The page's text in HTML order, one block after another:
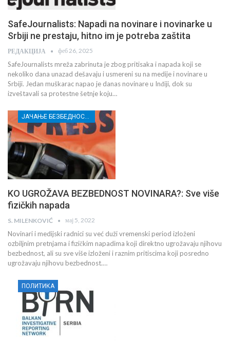
SafeJournalists: Napadi na novinare i novinarke u
Srbiji ne prestaju, hitno im je potreba zaštita
РЕДАКЦИЈА феб 26, 2025
SafeJournalists mreža zabrinuta je zbog pritisaka i napada koji se
nekoliko dana unazad dešavaju i usmereni su na medije i novinare u
Srbiji. Jedan muškarac napao je danas novinare u Inđiji, dok su
izveštavali sa protestne šetnje koju…
KO UGROŽAVA BEZBEDNOST NOVINARA?: Sve više
fizičkih napada
S. MILENKOVIĆ мај 5, 2022
Novinari i medijski radnici su već duži vremenski period izloženi
ozbiljnim pretnjama i fizičkim napadima koji direktno ugrožavaju njihovu
bezbednost, ali su sve više izloženi i raznim pritiscima koji posredno
ugrožavaju njihovu bezbednost.…
ПОЛИТИКА